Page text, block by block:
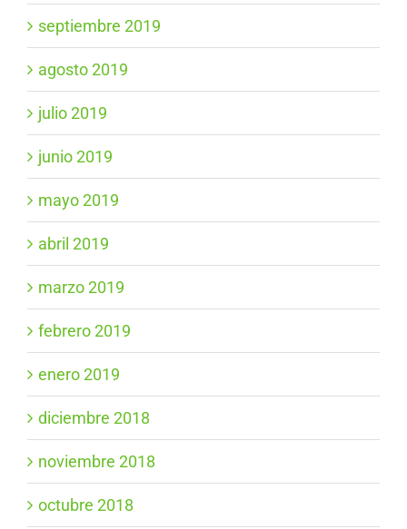
septiembre 2019
agosto 2019
julio 2019
junio 2019
mayo 2019
abril 2019
marzo 2019
febrero 2019
enero 2019
diciembre 2018
noviembre 2018
octubre 2018